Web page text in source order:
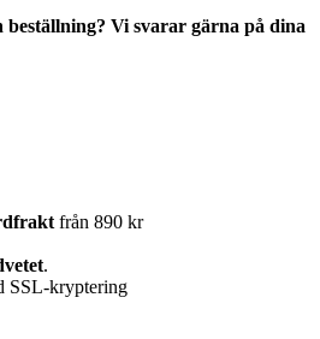
Vi svarar gärna på dina
från 890 kr
.
SSL-kryptering